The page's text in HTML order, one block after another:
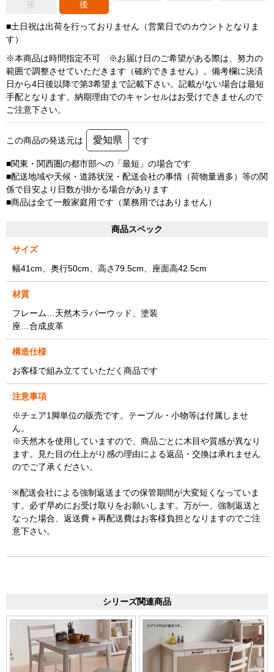
後 後
■土日祝は出荷を行っておりません（営業日でのカウントとなりま
す）
※本商品は時間指定不可 ※お届け日のご希望がある際は、努力の
範囲で調整させていただきます（確約できません）。備考欄に決済
日から4日後以降で第3希望まで記載下さい。記載がない場合は最短
手配となります。納期理由でのキャンセルはお受けできませんので
ご注意下さい。
この商品の発送元は 愛知県 です
■関東・関西圏の都市部への「最短」の場合です
■配送地域や天候・道路状況・配送会社の事情（荷物量過多）等の関
係で目安より日数が掛かる場合があります
■商品は全て一般家庭用です（業務用ではありません）
商品スペック
サイズ
幅41cm、奥行50cm、高さ79.5cm、座面高42.5cm
材質
フレーム…天然木ラバーウッド、塗装
座…合成皮革
構造仕様
お客様で組み立てていただく商品です
注意事項
※チェア1脚単位の販売です。テーブル・小物等は付属しませ
ん。
※天然木を使用していますので、商品ごとに木目や質感が異なり
ます。見た目の仕上がり感の理由による返品・交換は承れません
のでご了承ください。
※配送会社による強制返送までの保管期間が大変短くなっていま
す。必ず早めにお受け取りをお願いします。万が一、強制返送と
なった場合、返送費＋再配送費はお客様負担となりますのでご注
意下さい。
シリーズ関連商品